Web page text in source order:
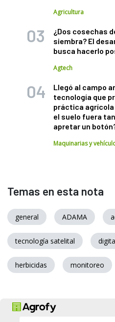
Agricultura
¿Dos cosechas
siembra? El
busca hacerlo
Agtech
Llegó al campo
tecnología que
práctica agrícola
el suelo fuera
apretar un
Maquinarias y
Temas en esta nota
general ADAMA
tecnología satelital
herbicidas monitoreo